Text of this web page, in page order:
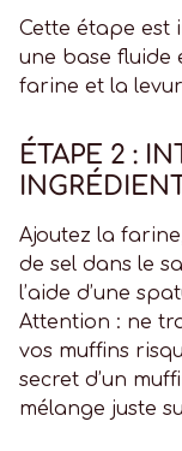
Cette étape est
une base fluide
farine et la
ÉTAPE 2 :
Ajoutez la
de sel dans le
l’aide d’une
Attention : ne
vos muffins
secret d’un
mélange juste